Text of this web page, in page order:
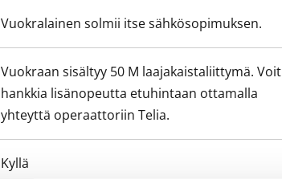
Vuokralainen solmii itse sähkösopimuksen.
Vuokraan sisältyy 50 M laajakaistaliittymä. Voit
hankkia lisänopeutta etuhintaan ottamalla
yhteyttä operaattoriin Telia.
Kyllä